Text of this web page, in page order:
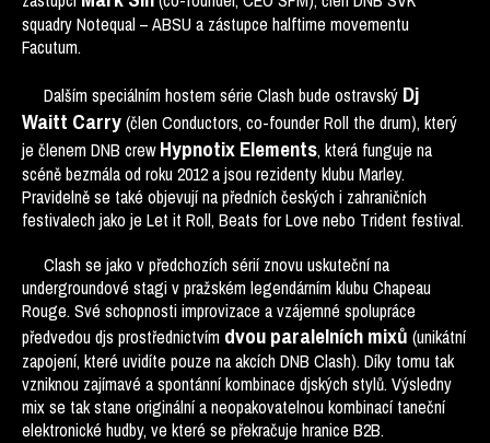
squadry Notequal – ABSU a zástupce halftime movementu
Facutum.
Dalším speciálním hostem série Clash bude ostravský Dj
Waitt Carry(člen Conductors, co-founder Roll the drum), který
je členem DNB crewHypnotix Elements, která funguje na
scéně bezmála od roku 2012 a jsou rezidenty klubu Marley.
Pravidelně se také objevují na předních českých i zahraničních
festivalech jako je Let it Roll, Beats for Love nebo Trident festival.
Clash se jako v předchozích sérií znovu uskuteční na
undergroundové stagi v pražském legendárním klubu Chapeau
Rouge. Své schopnosti improvizace a vzájemné spolupráce
předvedou djs prostřednictvím dvou paralelních mixů (unikátní
zapojení, které uvidíte pouze na akcích DNB Clash). Díky tomu tak
vzniknou zajímavé a spontánní kombinace djských stylů. Výsledny
mix se tak stane originální a neopakovatelnou kombinací taneční
elektronické hudby, ve které se překračuje hranice B2B.